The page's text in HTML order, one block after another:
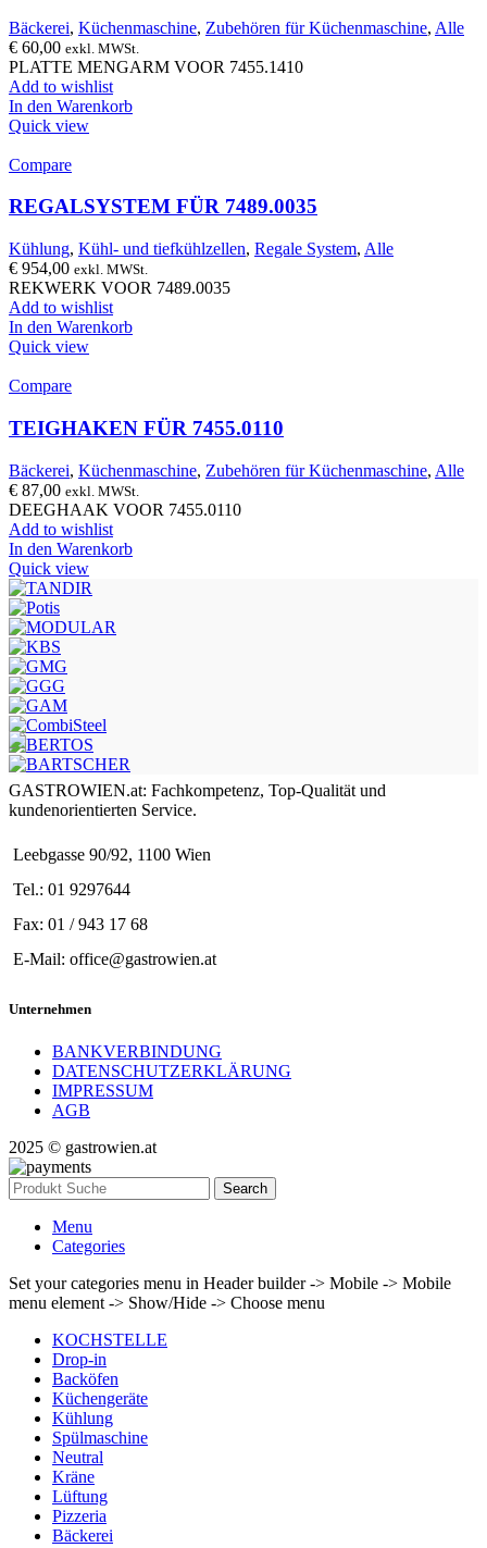
Bäckerei, Küchenmaschine, Zubehören für Küchenmaschine, Alle
€ 60,00 exkl. MWSt.
PLATTE MENGARM VOOR 7455.1410
Add to wishlist
In den Warenkorb
Quick view
Compare
REGALSYSTEM FÜR 7489.0035
Kühlung, Kühl- und tiefkühlzellen, Regale System, Alle
€ 954,00 exkl. MWSt.
REKWERK VOOR 7489.0035
Add to wishlist
In den Warenkorb
Quick view
Compare
TEIGHAKEN FÜR 7455.0110
Bäckerei, Küchenmaschine, Zubehören für Küchenmaschine, Alle
€ 87,00 exkl. MWSt.
DEEGHAAK VOOR 7455.0110
Add to wishlist
In den Warenkorb
Quick view
GASTROWIEN.at: Fachkompetenz, Top-Qualität und
kundenorientierten Service.
Leebgasse 90/92, 1100 Wien
Tel.: 01 9297644
Fax: 01 / 943 17 68
E-Mail: office@gastrowien.at
Unternehmen
BANKVERBINDUNG
DATENSCHUTZERKLÄRUNG
IMPRESSUM
AGB
2025 © gastrowien.at
Search
Menu
Categories
Set your categories menu in Header builder -> Mobile -> Mobile
menu element -> Show/Hide -> Choose menu
KOCHSTELLE
Drop-in
Backöfen
Küchengeräte
Kühlung
Spülmaschine
Neutral
Kräne
Lüftung
Pizzeria
Bäckerei